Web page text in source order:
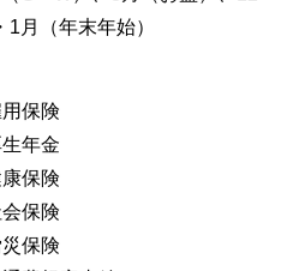
1月（年末年始）
保険
年金
保険
保険
保険